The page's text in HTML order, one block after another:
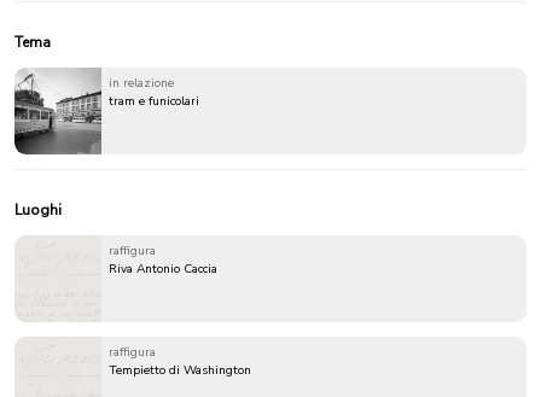
Tema
in relazione
tram e funicolari
Luoghi
raffigura
Riva Antonio Caccia
raffigura
Tempietto di Washington